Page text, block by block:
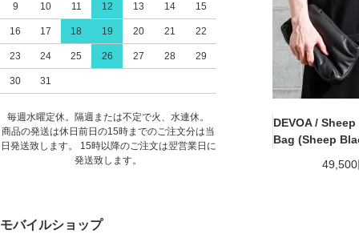
9 10 11 12 13 14 15
16 17 18 19 20 21 22
23 24 25 26 27 28 29
30 31
毎週水曜定休。隔週または不定で火、水連休。
商品の発送は休日前日の15時までのご注文分は当
日発送致します。 15時以降のご注文は翌営業日に
発送致します。
モバイルショップ
DEVOA /
Bag (Sheep